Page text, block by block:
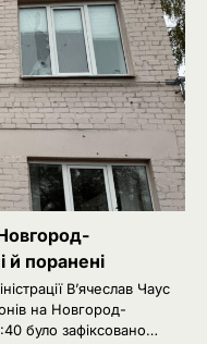
й поранені
В’ячеслав Чаус
на Новгород-
було зафіксовано…